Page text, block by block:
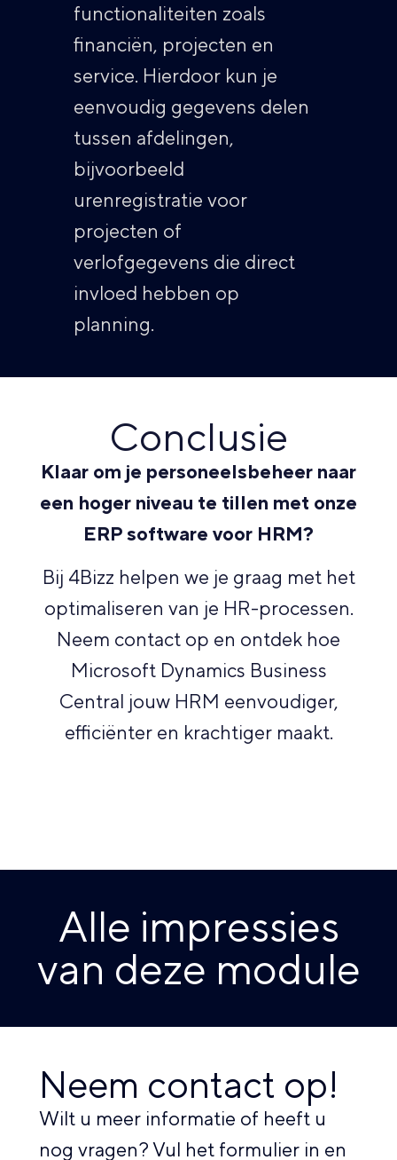
functionaliteiten zoals
financiën, projecten en
service. Hierdoor kun je
eenvoudig gegevens delen
tussen afdelingen,
bijvoorbeeld
urenregistratie voor
projecten of
verlofgegevens die direct
invloed hebben op
planning.
Conclusie
Klaar om je personeelsbeheer naar
een hoger niveau te tillen met onze
ERP software voor HRM?
Bij 4Bizz helpen we je graag met het
optimaliseren van je HR-processen.
Neem contact op en ontdek hoe
Microsoft Dynamics Business
Central jouw HRM eenvoudiger,
efficiënter en krachtiger maakt.
Alle impressies
van deze module
Neem contact op!
Wilt u meer informatie of heeft u
nog vragen? Vul het formulier in en